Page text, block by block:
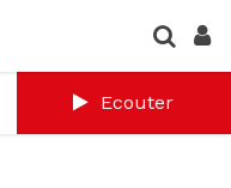
Ecouter